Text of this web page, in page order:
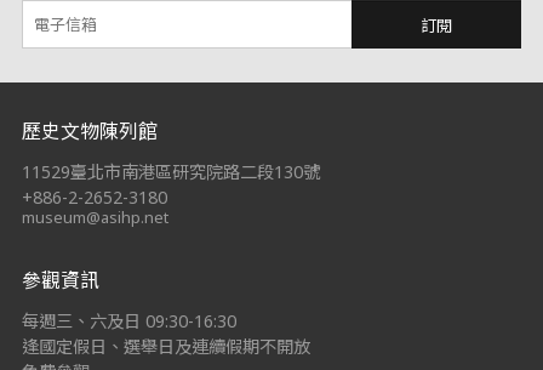
訂閱
歷史文物陳列館
11529臺北市南港區研究院路二段130號
+886-2-2652-3180
museum@asihp.net
參觀資訊
每週三、六及日 09:30-16:30
逢國定假日、選舉日及連續假期不開放